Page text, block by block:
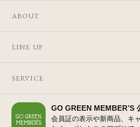
ABOUT
LINE UP
SERVICE
GO GREEN MEMBER’S
会員証の表示や新商品、キ